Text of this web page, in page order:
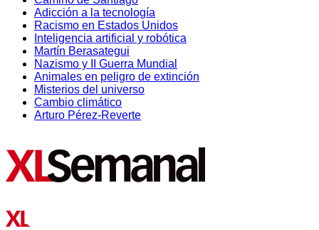
Adicción a la tecnología
Racismo en Estados Unidos
Inteligencia artificial y robótica
Martín Berasategui
Nazismo y II Guerra Mundial
Animales en peligro de extinción
Misterios del universo
Cambio climático
Arturo Pérez-Reverte